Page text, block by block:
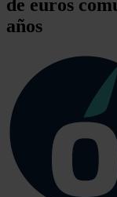
de euros
años